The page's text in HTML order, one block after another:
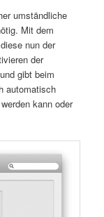
umständliche
Mit dem
nun der
der
gibt beim
automatisch
kann oder